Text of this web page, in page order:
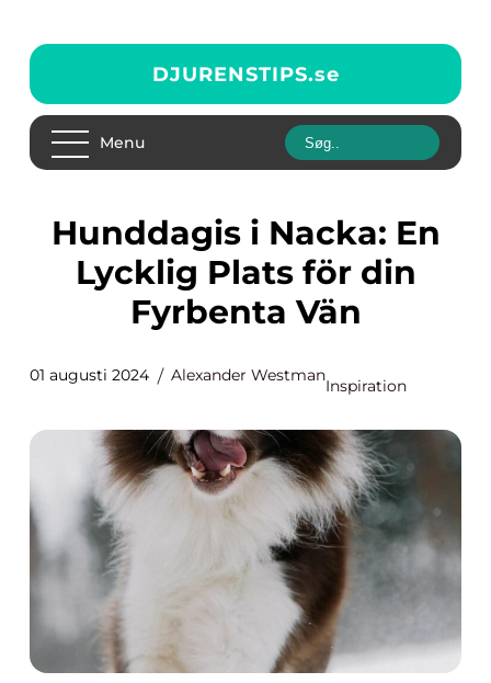
DJURENSTIPS.se
Menu
Hunddagis i Nacka: En
Lycklig Plats för din
Fyrbenta Vän
01 augusti 2024 Alexander Westman
Inspiration